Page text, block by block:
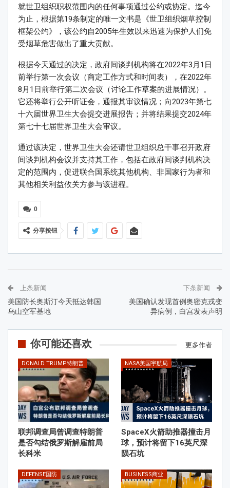
就世卫组织职权范围内的任何事项通过公约或协定。迄今
为止，根据第19条制定的唯一文书是《世卫组织烟草控制
框架公约》，该公约自2005年生效以来迅速为保护人们免
受烟草危害做出了重大贡献。
根据今天通过的决定，政府间谈判机构将在2022年3月 1 日
前举行第一次会议（商定工作方式和时间表），在2022年
8月 1 日前举行第二次会议（讨论工作草案的进展情况）。
它还将举行公开听证会，通报其审议情况；向2023年第七
十六届世界卫生大会提交进展报告；并将结果提交2024年
第七十七届世界卫生大会审议。
通过该决定，世界卫生大会还请世卫组织总干事召开政府
间谈判机构会议并支持其工作，包括在政府间谈判机构决
定的范围内，促进联合国系统其他机构、非国家行为者和
其他相关利益攸关方参与该进程。
0
分享按钮
上条新闻
美国防长奥斯汀今天抵达韩国
乌山空军基地
下条新闻
美国确认发现首例奥密克戎变
异病例，白宫发表声明
你可能还喜欢 更多作者
DONALD TRUMP特朗普
联邦调查局曾调查特朗普
是否勾结俄罗斯解雇前局
长科米
NASA美国宇航局
SpaceX火箭助推器撞击月
球，预计将留下16英尺深
陨石坑
DEFENSE国防 BUSINESS商业